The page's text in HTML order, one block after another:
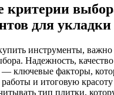
критерии
для
инструменты,
Надежность,
— ключевые факторы,
и итоговую
тип плитки,